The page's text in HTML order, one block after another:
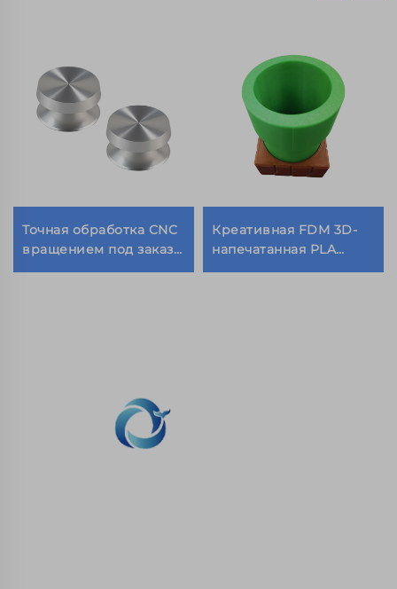
Точная обработка CNC
вращением под заказ
по разумной цене
Креативная FDM 3D-
напечатанная PLA
Коробка для хранения